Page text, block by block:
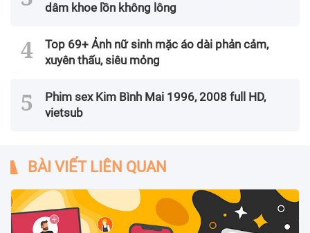
dâm khoe lồn không lông
Top 69+ Ảnh nữ sinh mặc áo dài phản cảm,
xuyên thấu, siêu mỏng
Phim sex Kim Bình Mai 1996, 2008 full HD,
vietsub
BÀI VIẾT LIÊN QUAN